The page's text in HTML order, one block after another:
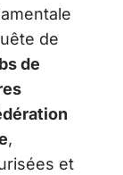
de
de
,
et